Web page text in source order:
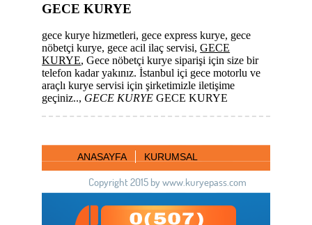
GECE KURYE
gece kurye hizmetleri, gece express kurye, gece
nöbetçi kurye, gece acil ilaç servisi,GECE
KURYE, Gece nöbetçi kurye siparişi için size bir
telefon kadar yakınız. İstanbul içi gece motorlu ve
araçlı kurye servisi için şirketimizle iletişime
geçiniz.., GECE KURYE GECE KURYE
ANASAYFA KURUMSAL
Copyright 2015 by www.kuryepass.com